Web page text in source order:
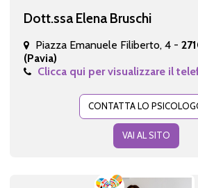
Dott.ssa Elena Bruschi
Piazza Emanuele Filiberto, 4 -
(Pavia)
Clicca qui per visualizzare il
CONTATTA LO
VAI AL SITO